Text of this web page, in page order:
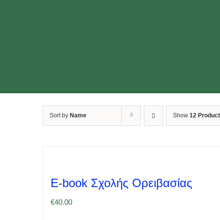
Sort by Name Show 12
E-book Σχολής Ορειβασίας
€40.00